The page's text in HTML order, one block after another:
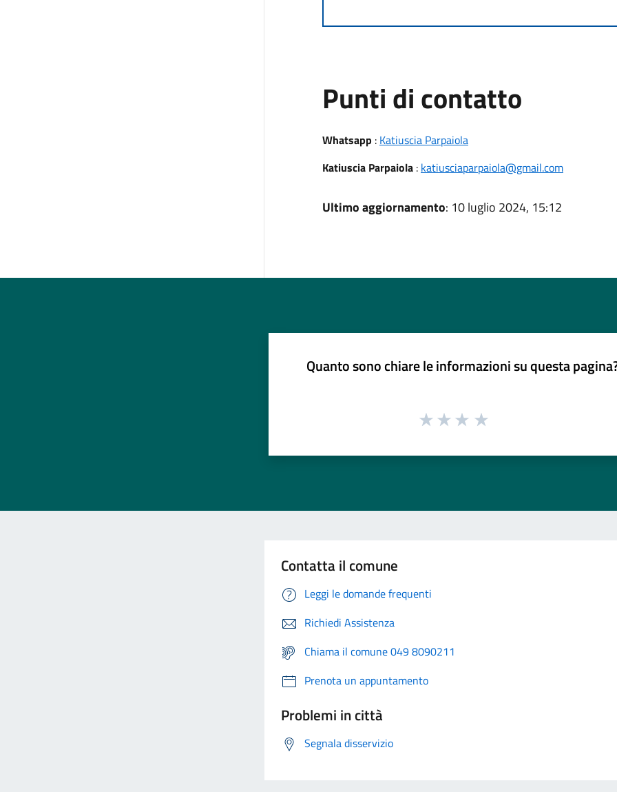
Punti di contatto
Whatsapp : Katiuscia Parpaiola
Katiuscia Parpaiola: katiusciaparpaiola@gmail.com
Ultimo aggiornamento: 10 luglio 2024, 15:12
Quanto sono chiare le informazioni su questa
Contatta il comune
Leggi le domande frequenti
Richiedi Assistenza
Chiama il comune 049 8090211
Prenota un appuntamento
Problemi in città
Segnala disservizio